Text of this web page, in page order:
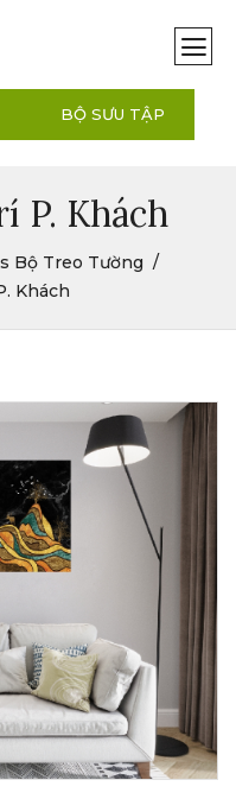
BỘ SƯU TẬP
P. Khách
Bộ Treo Tường
Khách